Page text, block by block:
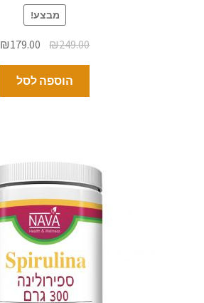
מבצע!
₪249.00
₪179.00
הוספה לסל